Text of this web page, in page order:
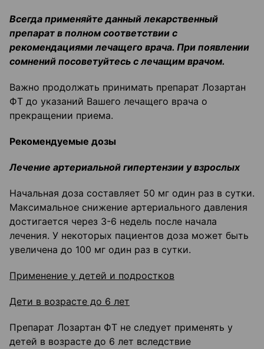
Всегда применяйте данный лекарственный
препарат в полном соответствии с
рекомендациями лечащего врача. При появлении
сомнений посоветуйтесь с лечащим врачом.
Важно продолжать принимать препарат Лозартан
ФТ до указаний Вашего лечащего врача о
прекращении приема.
Рекомендуемые дозы
Лечение артериальной гипертензии у взрослых
Начальная доза составляет 50 мг один раз в сутки.
Максимальное снижение артериального давления
достигается через 3-6 недель после начала
лечения. У некоторых пациентов доза может быть
увеличена до 100 мг один раз в сутки.
Применение у детей и подростков
Дети в возрасте до 6 лет
Препарат Лозартан ФТ не следует применять у
детей в возрасте до 6 лет вследствие